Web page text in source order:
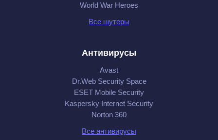
World War Heroes
Все шутеры
Антивирусы
Avast
Dr.Web Security Space
ESET Mobile Security
Kaspersky Internet Security
Norton 360
Все антивирусы